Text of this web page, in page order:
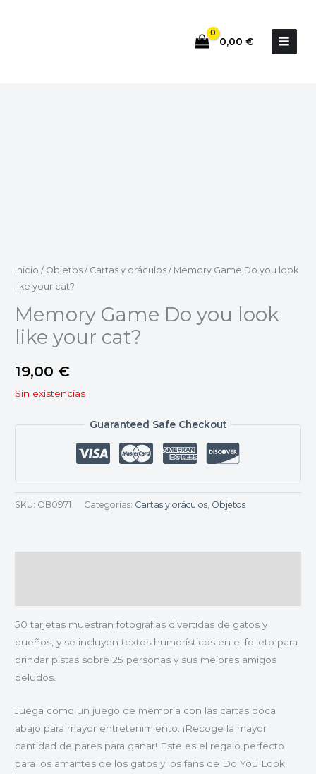
0,00 €
Inicio / Objetos / Cartas y oráculos / Memory Game Do you look
like your cat?
Memory Game Do you look
like your cat?
19,00 €
Sin existencias
Guaranteed Safe Checkout
SKU: OB0971 Categorías: Cartas y oráculos, Objetos
50 tarjetas muestran fotografías divertidas de gatos y
dueños, y se incluyen textos humorísticos en el folleto para
brindar pistas sobre 25 personas y sus mejores amigos
peludos.
Juega como un juego de memoria con las cartas boca
abajo para mayor entretenimiento. ¡Recoge la mayor
cantidad de pares para ganar! Este es el regalo perfecto
para los amantes de los gatos y los fans de Do You Look